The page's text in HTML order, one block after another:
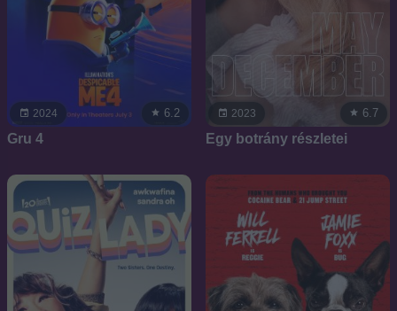
2024 6.2
Gru 4
2023 6.7
Egy botrány részletei